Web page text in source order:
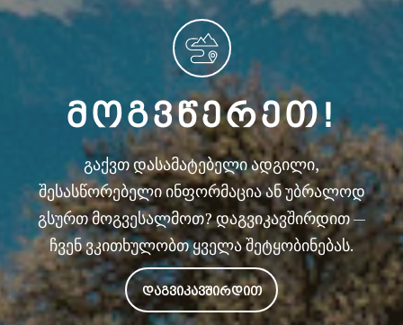
ᲛᲝᲒᲕᲬᲔᲠᲔᲗ!
გაქვთ დასამატებელი ადგილი,
შესასწორებელი ინფორმაცია ან უბრალოდ
გსურთ მოგვესალმოთ? დაგვიკავშირდით —
ჩვენ ვკითხულობთ ყველა შეტყობინებას.
ᲓᲐᲒᲕᲘᲙᲐᲕᲨᲘᲠᲓᲘᲗ